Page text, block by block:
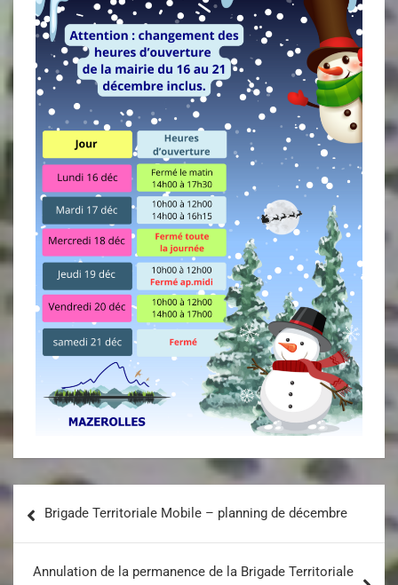
Brigade Territoriale Mobile – planning de décembre
Annulation de la permanence de la Brigade Territoriale